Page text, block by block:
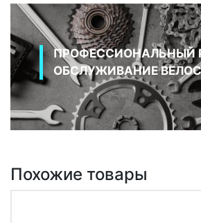
ПРОФЕССИОНАЛЬНЫЙ
ОБСЛУЖИВАНИЕ
Похожие товары